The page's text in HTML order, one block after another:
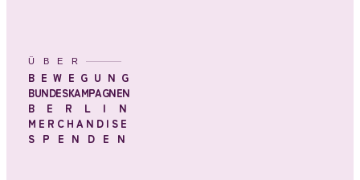
ÜBER
BEWEGUNG
BUNDESKAMPAGNEN
BERLIN
MERCHANDISE
SPENDEN